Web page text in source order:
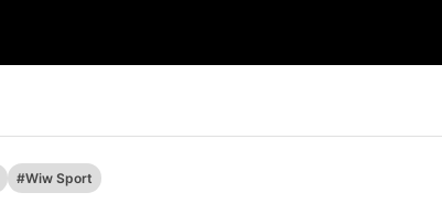
#Wiw Sport